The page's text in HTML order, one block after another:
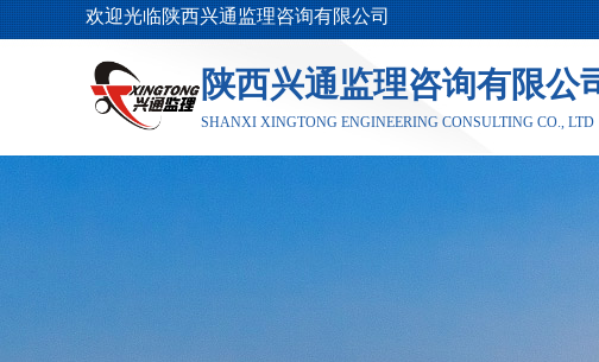
欢迎光临陕西兴通监理咨询有限公司
陕西兴通监理咨询有限公
SHANXI XINGTONG ENGINEERING CONSULTING CO., LTD